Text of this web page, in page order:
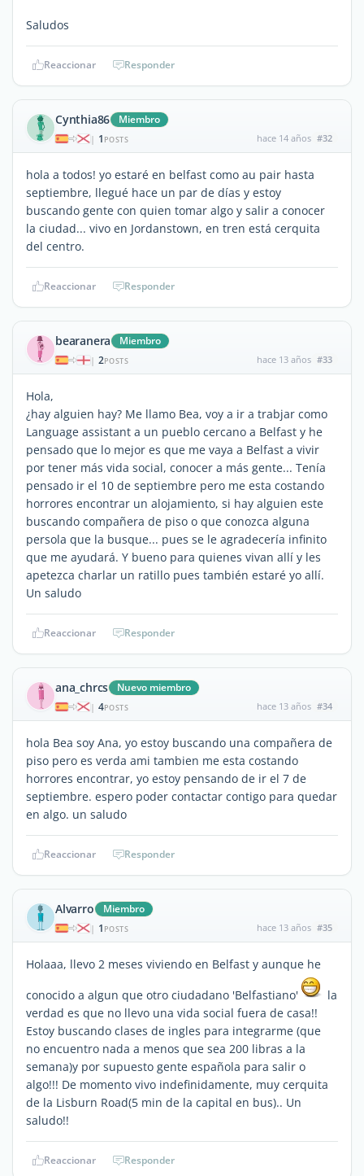
Saludos
Reaccionar Responder
Cynthia86 Miembro
| 1 POSTS hace 14 años #32
hola a todos! yo estaré en belfast como au pair hasta
septiembre, llegué hace un par de días y estoy
buscando gente con quien tomar algo y salir a conocer
la ciudad... vivo en Jordanstown, en tren está cerquita
del centro.
Reaccionar Responder
bearanera Miembro
| 2POSTS hace 13 años #33
Hola,
¿hay alguien hay? Me llamo Bea, voy a ir a trabjar como
Language assistant a un pueblo cercano a Belfast y he
pensado que lo mejor es que me vaya a Belfast a vivir
por tener más vida social, conocer a más gente... Tenía
pensado ir el 10 de septiembre pero me esta costando
horrores encontrar un alojamiento, si hay alguien este
buscando compañera de piso o que conozca alguna
persola que la busque... pues se le agradecería infinito
que me ayudará. Y bueno para quienes vivan allí y les
apetezca charlar un ratillo pues también estaré yo allí.
Un saludo
Reaccionar Responder
ana_chrcs Nuevo miembro
| 4POSTS hace 13 años #34
hola Bea soy Ana, yo estoy buscando una compañera de
piso pero es verda ami tambien me esta costando
horrores encontrar, yo estoy pensando de ir el 7 de
septiembre. espero poder contactar contigo para quedar
en algo. un saludo
Reaccionar Responder
Alvarro Miembro
| 1 POSTS hace 13 años #35
Holaaa, llevo 2 meses viviendo en Belfast y aunque he
conocido a algun que otro ciudadano 'Belfastiano'
la
verdad es que no llevo una vida social fuera de casa!!
Estoy buscando clases de ingles para integrarme (que
no encuentro nada a menos que sea 200 libras a la
semana)y por supuesto gente española para salir o
algo!!! De momento vivo indefinidamente, muy cerquita
de la Lisburn Road(5 min de la capital en bus).. Un
saludo!!
Reaccionar Responder